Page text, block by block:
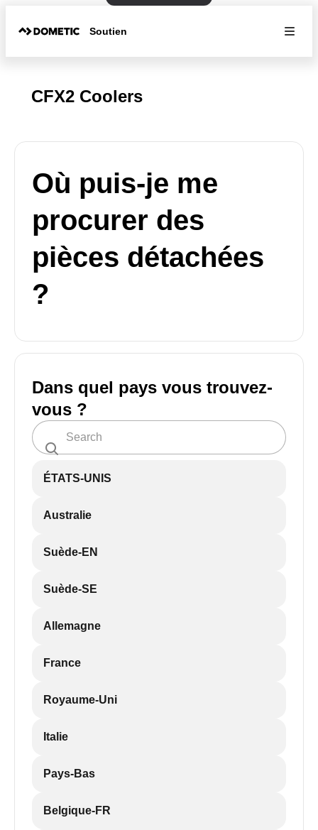
Soutien
CFX2 Coolers
Où puis-je me
procurer des
pièces détachées
?
Dans quel pays vous trouvez-
vous ?
ÉTATS-UNIS
Australie
Suède-EN
Suède-SE
Allemagne
France
Royaume-Uni
Italie
Pays-Bas
Belgique-FR